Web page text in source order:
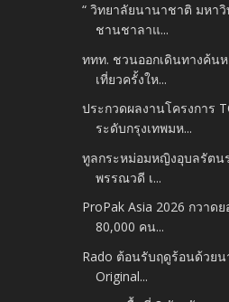
“ วิทยาลัยนานาชาติ มหา
ชานชาลาแ...
ททท. ชวนออกเดินทางค้น
เที่ยวครั้งให...
ประกวดผลงานโครงการ
ระดับกรุงเทพมห...
ทูลกระหม่อมหญิงอุบลรัต
พรรณวดี เ...
ProPak Asia 2026 กวาด
80,000 คน...
Rado ต้อนรับฤดูร้อนด้วย
Original...